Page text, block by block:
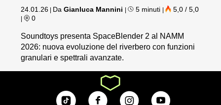
24.01.26 DaGianluca Mannini | 5 minuti | 5,0 / 5,0
| 0
Soundtoys presenta SpaceBlender 2 al NAMM
2026: nuova evoluzione del riverbero con funzioni
granulari e spettrali avanzate.